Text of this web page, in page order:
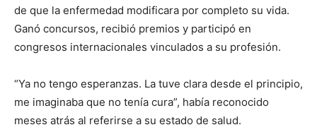
de que la enfermedad modificara por completo su vida.
Ganó concursos, recibió premios y participó en
congresos internacionales vinculados a su profesión.
“Ya no tengo esperanzas. La tuve clara desde el principio,
me imaginaba que no tenía cura”, había reconocido
meses atrás al referirse a su estado de salud.